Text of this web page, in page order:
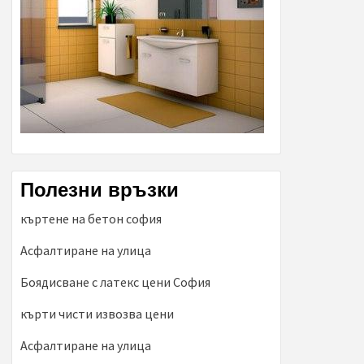
Полезни връзки
къртене на бетон софия
Асфалтиране на улица
Боядисване с латекс цени София
кърти чисти извозва цени
Асфалтиране на улица